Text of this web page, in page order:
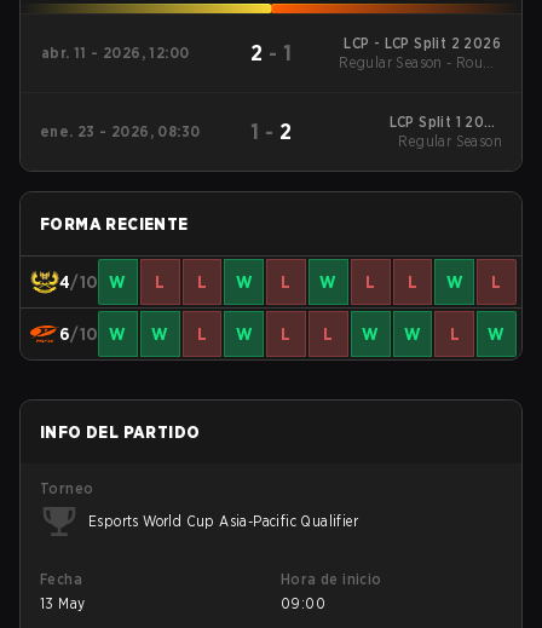
abr. 11 - 2026, 12:00 2 - 1
LCP - LCP Split 2 2026
Regular Season - Round
ene. 23 - 2026, 08:30 1 - 2
LCP Split 1 2026
Regular Season
Regular Season
FORMA RECIENTE
4/10 W L L W L W L L W L
6/10 W W L W L L W W L W
INFO DEL PARTIDO
Torneo
Esports World Cup Asia-Pacific Qualifier
Fecha
13 May
Hora de inicio
09:00